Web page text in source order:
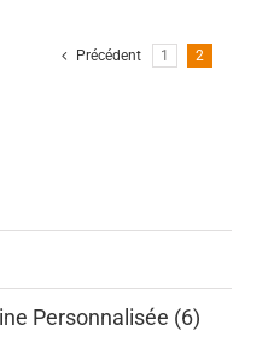
Précédent 1 2
Personnalisée (6)